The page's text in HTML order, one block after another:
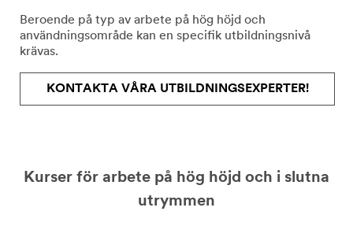
Beroende på typ av arbete på hög höjd och
användningsområde kan en specifik utbildningsnivå
krävas.
KONTAKTA VÅRA UTBILDNINGSEXPERTER!
Kurser för arbete på hög höjd och i slutna
utrymmen